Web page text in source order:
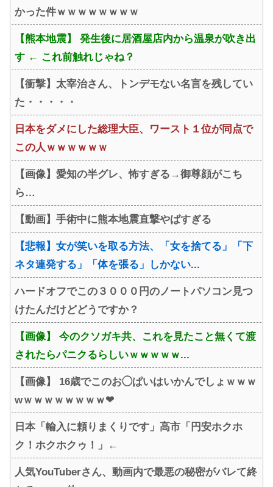
かった件ｗｗｗｗｗｗｗｗ
【熊本地震】 発生後に居酒屋店内から温泉が吹き出
す ← これ前触れじゃね？
【衝撃】太宰治さん、トンデモない名言を残してい
た・・・・・
日本をダメにした総理大臣、ワースト１位が同点で
この人ｗｗｗｗｗｗ
【画像】愛知の半グレ、怖すぎる→御尊顔がこち
ら…
【動画】手術中に熊本地震直撃やばすぎる
【悲報】女が笑いを取る方法、「女を捨てる」「下
ネタ連発する」「体を張る」しかない...
ハードオフでこの３０００円のノートパソコン見つ
けたんだけどどうですか？
【画像】 今のクソガキ共、これを見たこと無くて渡
されたらパニクるらしいｗｗｗｗｗ...
【画像】 16歳でこのお◯ぱいはいかんでしょｗｗｗ
wｗｗｗｗｗｗｗｗ❤
日本「輸入に頼りまくりです」高市「円安ホクホ
ク！ホクホクゥ！」←
人気YouTuberさん、動画内で最悪の秘密がバレて終